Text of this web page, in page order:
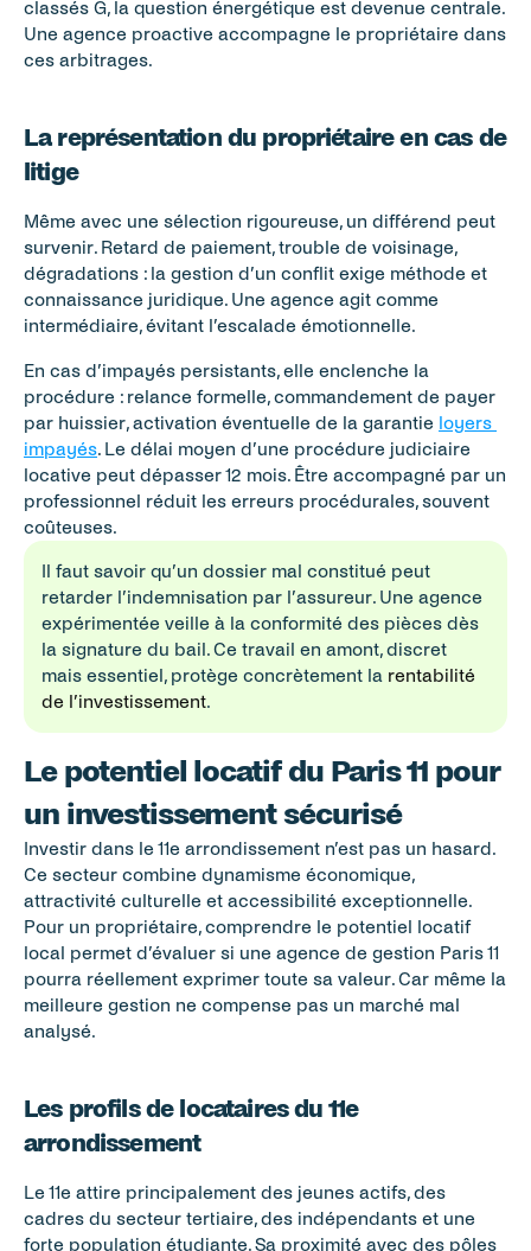
classés G, la question énergétique est devenue centrale.
Une agence proactive accompagne le propriétaire dans
ces arbitrages.
La représentation du propriétaire en cas de
litige
Même avec une sélection rigoureuse, un différend peut
survenir. Retard de paiement, trouble de voisinage,
dégradations : la gestion d’un conflit exige méthode et
connaissance juridique. Une agence agit comme
intermédiaire, évitant l’escalade émotionnelle.
En cas d’impayés persistants, elle enclenche la
procédure : relance formelle, commandement de payer
par huissier, activation éventuelle de la garantie loyers
impayés. Le délai moyen d’une procédure judiciaire
locative peut dépasser 12 mois. Être accompagné par un
professionnel réduit les erreurs procédurales, souvent
coûteuses.
Il faut savoir qu’un dossier mal constitué peut
retarder l’indemnisation par l’assureur. Une agence
expérimentée veille à la conformité des pièces dès
la signature du bail. Ce travail en amont, discret
mais essentiel, protège concrètement la rentabilité
de l’investissement.
Le potentiel locatif du Paris 11 pour
un investissement sécurisé
Investir dans le 11e arrondissement n’est pas un hasard.
Ce secteur combine dynamisme économique,
attractivité culturelle et accessibilité exceptionnelle.
Pour un propriétaire, comprendre le potentiel locatif
local permet d’évaluer si une agence de gestion Paris 11
pourra réellement exprimer toute sa valeur. Car même la
meilleure gestion ne compense pas un marché mal
analysé.
Les profils de locataires du 11e
arrondissement
Le 11e attire principalement des jeunes actifs, des
cadres du secteur tertiaire, des indépendants et une
forte population étudiante. Sa proximité avec des pôles